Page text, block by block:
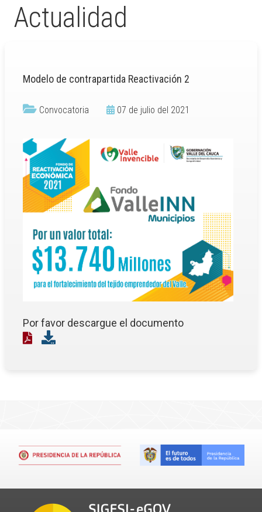
Actualidad
Modelo de contrapartida Reactivación 2
Convocatoria 07 de julio del 2021
Por favor descargue el documento